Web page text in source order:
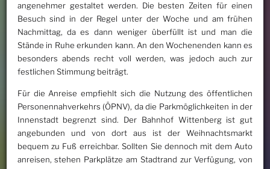
angenehmer gestaltet werden. Die besten Zeiten für einen
Besuch sind in der Regel unter der Woche und am frühen
Nachmittag, da es dann weniger überfüllt ist und man die
Stände in Ruhe erkunden kann. An den Wochenenden kann es
besonders abends recht voll werden, was jedoch auch zur
festlichen Stimmung beiträgt.
Für die Anreise empfiehlt sich die Nutzung des öffentlichen
Personennahverkehrs (ÖPNV), da die Parkmöglichkeiten in der
Innenstadt begrenzt sind. Der Bahnhof Wittenberg ist gut
angebunden und von dort aus ist der Weihnachtsmarkt
bequem zu Fuß erreichbar. Sollten Sie dennoch mit dem Auto
anreisen, stehen Parkplätze am Stadtrand zur Verfügung, von